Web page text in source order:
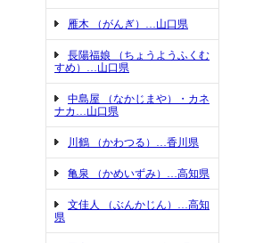
雁木 （がんぎ）…山口県
長陽福娘 （ちょうようふくむ
すめ）…山口県
中島屋 （なかじまや）・カネ
ナカ…山口県
川鶴 （かわつる）…香川県
亀泉 （かめいずみ）…高知県
文佳人 （ぶんかじん）…高知
県